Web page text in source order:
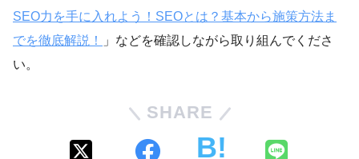
SEO力を手に入れよう！SEOとは？基本から施策方法ま
でを徹底解説！
」などを確認しながら取り組んでくださ
い。
SHARE